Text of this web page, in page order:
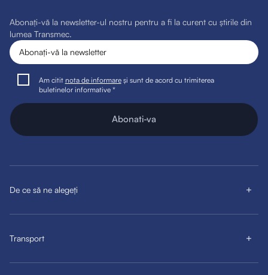
Abonați-vă la newsletter-ul nostru pentru a fi la curent cu știrile din
lumea Transmec.
Am citit nota de informareși sunt de acord cu trimiterea
buletinelor informative *
Abonati-va
De ce să ne alegeți
Transport